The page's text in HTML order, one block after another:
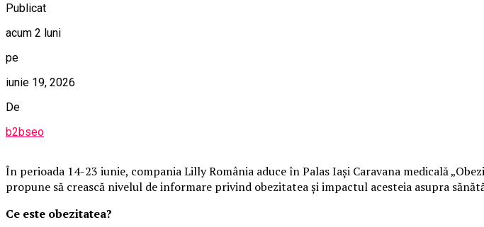
Publicat
acum 2 luni
pe
iunie 19, 2026
De
b2bseo
În perioada 14-23 iunie, compania Lilly România aduce în Palas Iași Caravana medicală
propune să crească nivelul de informare privind obezitatea și impactul acesteia asupra
Ce este obezitatea?